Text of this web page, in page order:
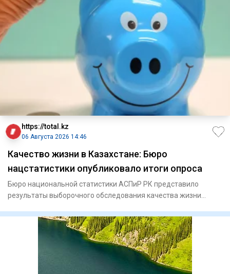
https://total.kz
06 Августа 2026 14:46
Качество жизни в Казахстане: Бюро
нацстатистики опубликовало итоги опроса
Бюро национальной статистики АСПиР РК представило
результаты выборочного обследования качества жизни